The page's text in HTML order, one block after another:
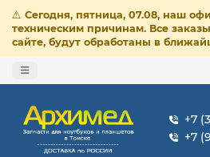
⚠️ Сегодня, пятница, 07.08, наш
техническим причинам. Все
сайте, будут обработаны в
+7
+7